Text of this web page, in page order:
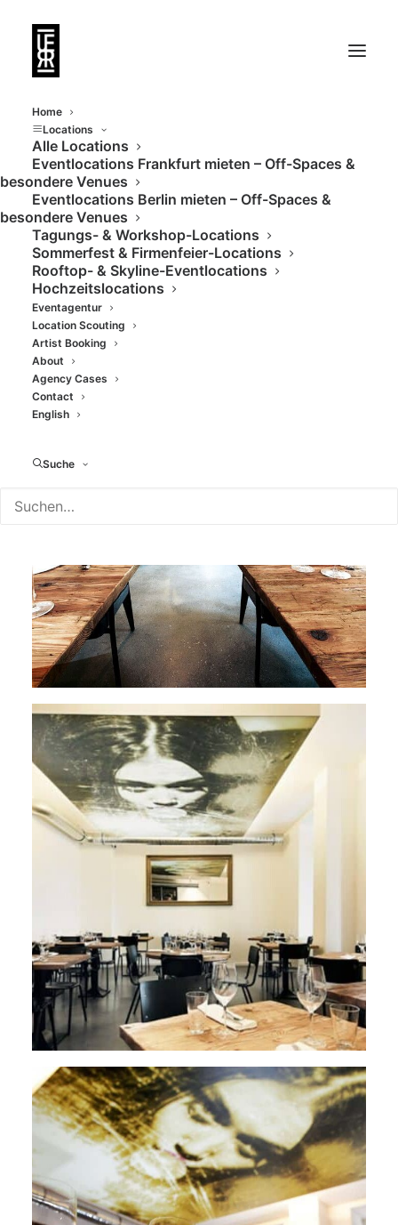
Home
Locations
Alle Locations
Eventlocations Frankfurt mieten – Off-Spaces &
besondere Venues
Eventlocations Berlin mieten – Off-Spaces &
besondere Venues
Tagungs- & Workshop-Locations
Sommerfest & Firmenfeier-Locations
Rooftop- & Skyline-Eventlocations
Hochzeitslocations
Eventagentur
Location Scouting
Artist Booking
About
Agency Cases
Contact
English
Suche
Stylisches Restaurant
mit großem Separee
für Events